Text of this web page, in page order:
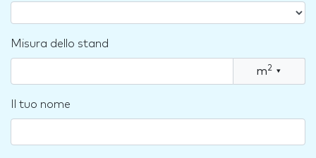
Misura dello stand
m2 ▾
Il tuo nome